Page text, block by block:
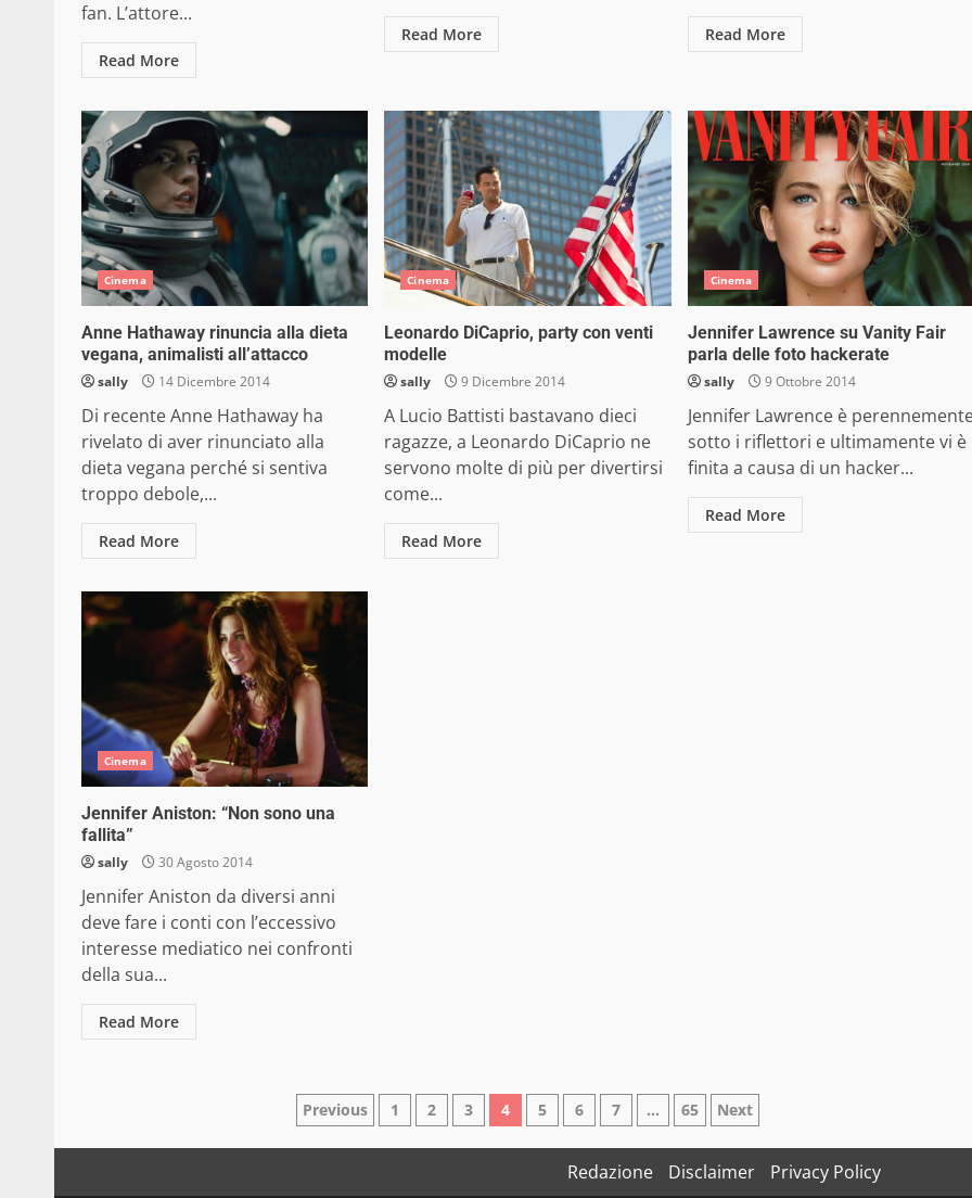
fan. L’attore...
Read More
Read More Read More
Cinema
Anne Hathaway rinuncia alla dieta
vegana, animalisti all’attacco
sally 14 Dicembre 2014
Di recente Anne Hathaway ha
rivelato di aver rinunciato alla
dieta vegana perché si sentiva
troppo debole,...
Read More
Cinema
Leonardo DiCaprio, party con venti
modelle
sally 9 Dicembre 2014
A Lucio Battisti bastavano dieci
ragazze, a Leonardo DiCaprio ne
servono molte di più per divertirsi
come...
Read More
Cinema
Jennifer Lawrence su Vanity Fair
parla delle foto hackerate
sally 9 Ottobre 2014
Jennifer Lawrence è
sotto i riflettori e ultimamente vi è
finita a causa di un hacker...
Read More
Cinema
Jennifer Aniston: “Non sono una
fallita”
sally 30 Agosto 2014
Jennifer Aniston da diversi anni
deve fare i conti con l’eccessivo
interesse mediatico nei confronti
della sua...
Read More
Paginazione
degli
Previous 1 2 3 4 5 6 7 … 65 Next
Redazione Disclaimer Privacy Policy